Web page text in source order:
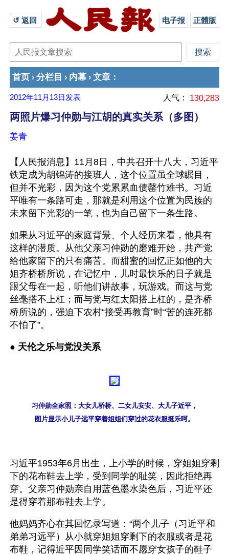
↺ 返回 电子报 正體版
首页 › 分栏目 › 内幕 › 文章 ：
2012年11月13日 发表 人气： 130,283
两照片爆习仲勋与江胡的真实关系（多图）
姜青
【人民报消息】11月8日，中共召开十八大，习近平
铁定成为胡锦涛的接班人，这个位置虽全球瞩目，
但并不光彩，因为这个党累累血债罄竹难书。习近
平唯有一条路可走，那就是利用这个位置为民族的
未来留下光彩的一笔，也为自己留下一条生路。
如果从习近平的家庭背景、个人经历来看，他具有
这样的潜质。从他父亲习仲勋的磨难开始，共产党
给他家留下的只有痛苦。而甜蜜的回忆正如他的大
姐齐桥桥所说，在记忆中，儿时最快乐的日子就是
跟父母在一起，听他们讲故事，玩游戏。而这与党
丝毫搭不上杠；而与党与红太阳搭上杠的，是齐桥
桥所说的，强迫下农村“接受再教育”时“苦的连死都
不怕了”。
● 天伦之乐与党没关系
习仲勋全家照：大女儿桥桥、二女儿安安、大儿子近平，
图片显示小儿子远平穿着姐姐们穿过的花衣服挺乐呵。
习近平1953年6月出生，上小学的时候，穿姐姐穿剩
下的花布鞋去上学，受到同学的耻笑，因此拒绝再
穿。父亲习仲勋亲自用蓝色墨水染色后，习近平还
是得穿着那布鞋去上学。
他妈妈齐心在其回忆录写道：“两个儿子（习近平和
弟弟习远平）从小就穿姐姐穿剩下的衣服或者是花
布鞋，记得近平因同学笑话而不愿穿女孩子的鞋子